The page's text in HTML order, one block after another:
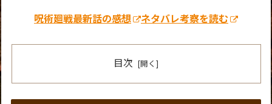
呪術廻戦最新話の感想 ネタバレ考察を読む
目次